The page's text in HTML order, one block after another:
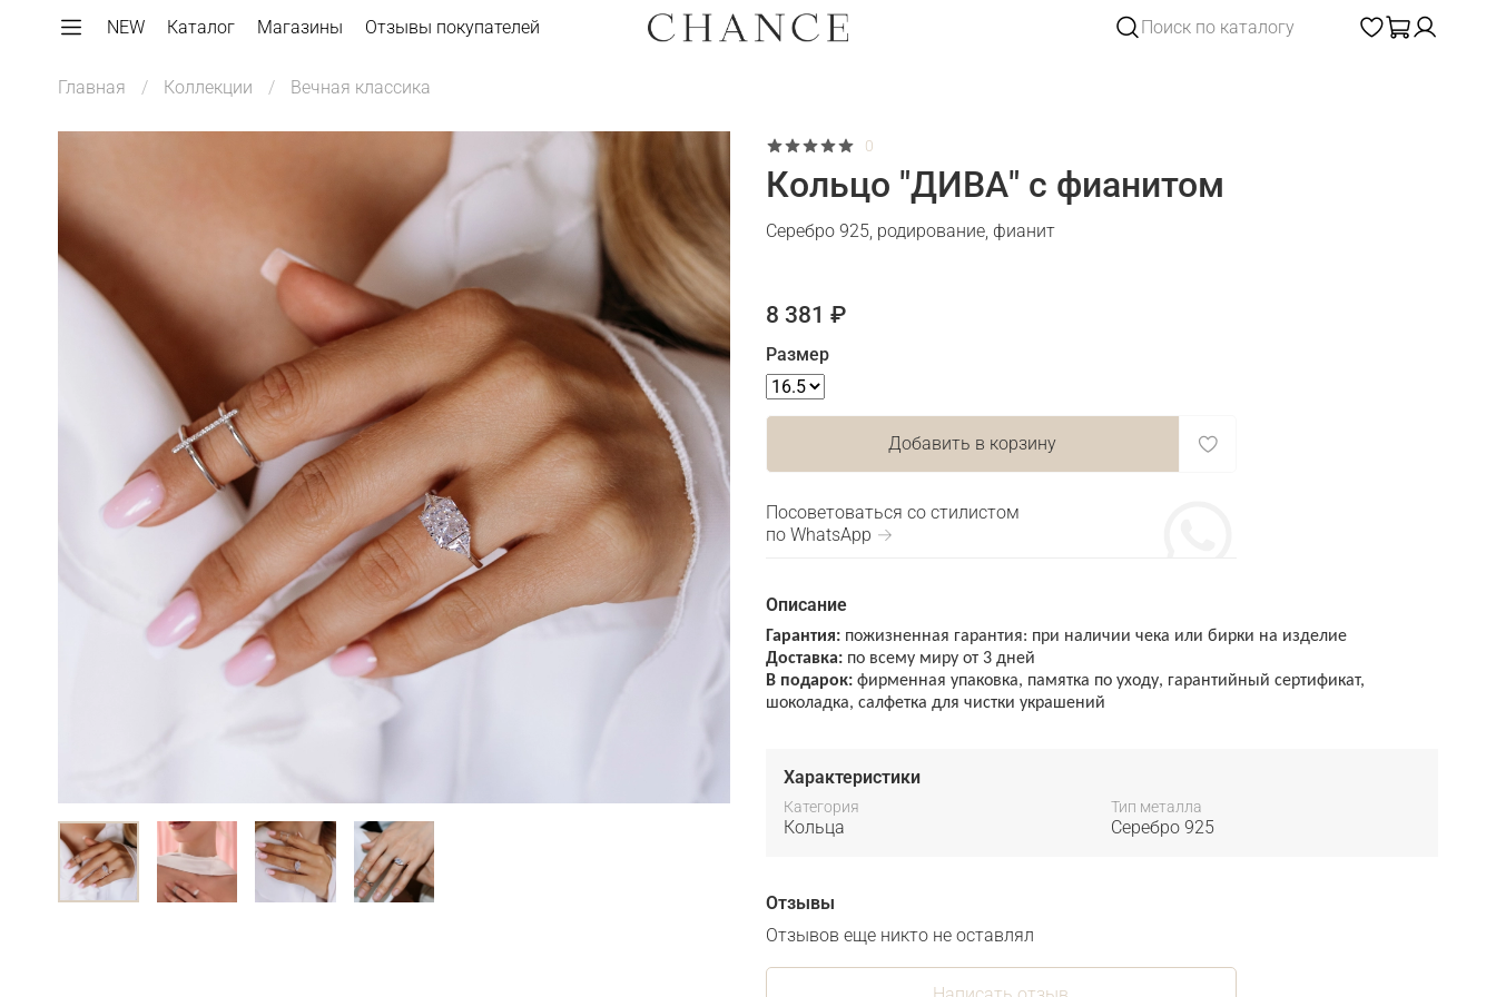
NEW Каталог Магазины Отзывы покупателей
Главная Коллекции Вечная классика
0
Кольцо "ДИВА" с фианитом
Серебро 925, родирование, фианит
8 381 ₽
Размер
Добавить в корзину
Посоветоваться со стилистом
по WhatsApp →
Описание
Гарантия: пожизненная гарантия: при наличии чека или бирки на изделие
Доставка: по всему миру от 3 дней
В подарок: фирменная упаковка, памятка по уходу, гарантийный сертификат,
шоколадка, салфетка для чистки украшений
Характеристики
Категория
Кольца
Тип металла
Серебро 925
Отзывы
Отзывов еще никто не оставлял